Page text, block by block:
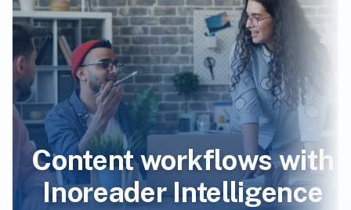
Content workflows with
Inoreader Intelligence